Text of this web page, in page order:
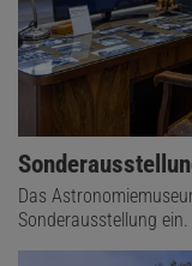
Das
Sonderausstellung ein.